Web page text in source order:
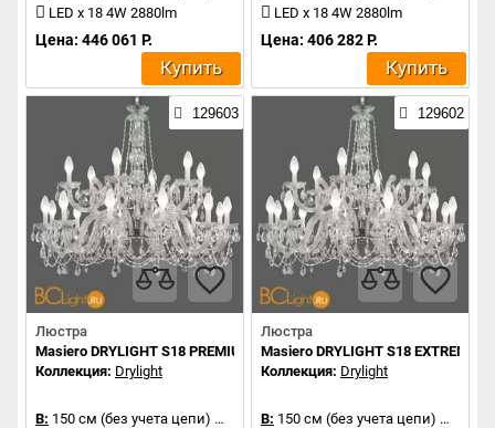
LED x 18 4W 2880lm
Цена: 446 061 Р.
Купить
LED x 18 4W 2880lm
Цена: 406 282 Р.
Купить
129603
Люстра
Masiero DRYLIGHT S18 PREMIUM
Коллекция: Drylight
В: 150 см (без учета цепи) Д:
106 см
129602
Люстра
Masiero DRYLIGHT S18 EXTREME
Коллекция: Drylight
В: 150 см (без учета цепи) Д: